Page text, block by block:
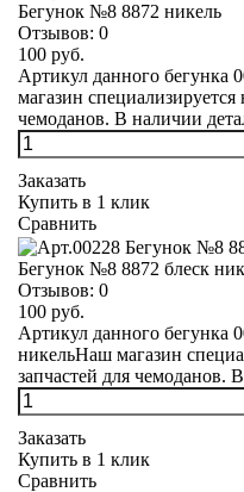
Бегунок №8 8872 никель
Отзывов: 0
100 руб.
Артикул данного
магазин
чемоданов. В наличии
Заказать
Купить в 1 клик
Сравнить
Бегунок №8 8872 блеск
Отзывов: 0
100 руб.
Артикул данного бегунка
никельНаш магазин
запчастей для чемоданов.
Заказать
Купить в 1 клик
Сравнить